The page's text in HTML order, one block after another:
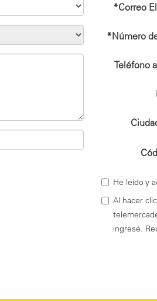
*Correo
*Número
Teléfono
He leído y
Al hacer
ingresé.